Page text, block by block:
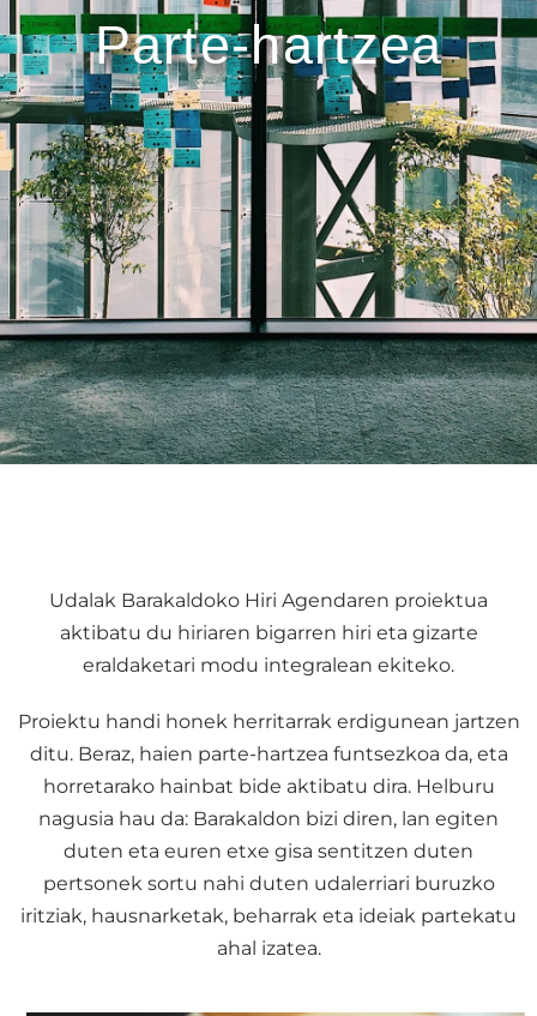
Parte-hartzea
Udalak Barakaldoko Hiri Agendaren proiektua
aktibatu du hiriaren bigarren hiri eta gizarte
eraldaketari modu integralean ekiteko.
Proiektu handi honek herritarrak erdigunean jartzen
ditu. Beraz, haien parte-hartzea funtsezkoa da, eta
horretarako hainbat bide aktibatu dira. Helburu
nagusia hau da: Barakaldon bizi diren, lan egiten
duten eta euren etxe gisa sentitzen duten
pertsonek sortu nahi duten udalerriari buruzko
iritziak, hausnarketak, beharrak eta ideiak partekatu
ahal izatea.